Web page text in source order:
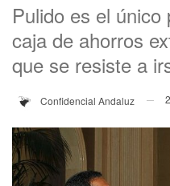
Pulido es el
caja de ahorros
que se resiste a
Confidencial Andaluz